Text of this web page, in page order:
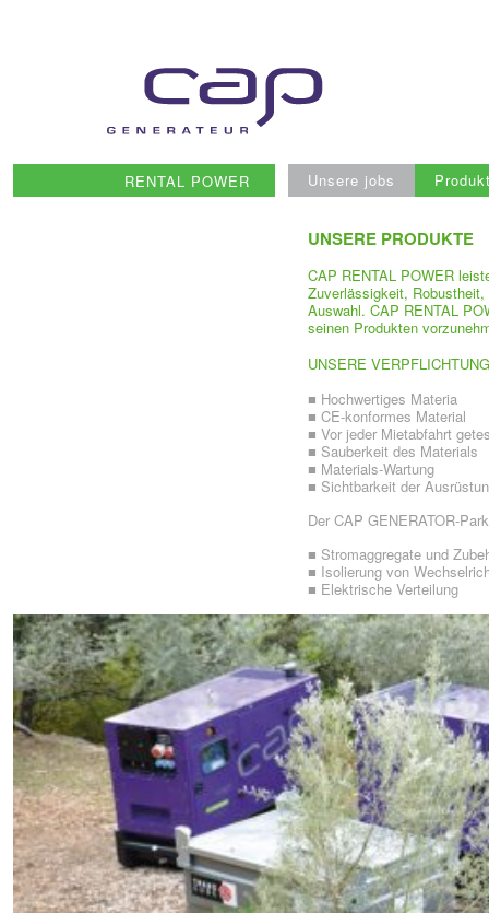
RENTAL POWER Unsere jobs
UNSERE PRODUKTE
CAP RENTAL POWER
Zuverlässigkeit,
Auswahl. CAP RENTAL
seinen Produkten
UNSERE
■ Hochwertiges Materia
■ CE-konformes Material
■ Vor jeder Mietabfahrt
■ Sauberkeit des Materials
■ Materials-Wartung
■ Sichtbarkeit der
Der CAP GENERATOR-
■ Stromaggregate und
■ Isolierung von
■ Elektrische Verteilung